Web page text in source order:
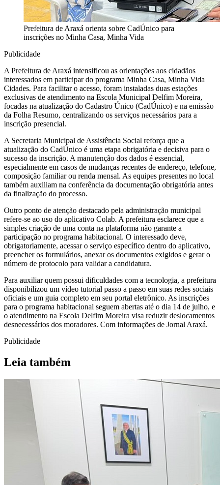
Prefeitura de Araxá orienta sobre CadÚnico para
inscrições no Minha Casa, Minha Vida
Publicidade
A Prefeitura de Araxá intensificou as orientações aos cidadãos
interessados em participar do programa Minha Casa, Minha Vida
Cidades. Para facilitar o acesso, foram instaladas duas estações
exclusivas de atendimento na Escola Municipal Delfim Moreira,
focadas na atualização do Cadastro Único (CadÚnico) e na emissão
da Folha Resumo, centralizando os serviços necessários para a
inscrição presencial.
A Secretaria Municipal de Assistência Social reforça que a
atualização do CadÚnico é uma etapa obrigatória e decisiva para o
sucesso da inscrição. A manutenção dos dados é essencial,
especialmente em casos de mudanças recentes de endereço, telefone,
composição familiar ou renda mensal. As equipes presentes no local
também auxiliam na conferência da documentação obrigatória antes
da finalização do processo.
Outro ponto de atenção destacado pela administração municipal
refere-se ao uso do aplicativo Colab. A prefeitura esclarece que a
simples criação de uma conta na plataforma não garante a
participação no programa habitacional. O interessado deve,
obrigatoriamente, acessar o serviço específico dentro do aplicativo,
preencher os formulários, anexar os documentos exigidos e gerar o
número de protocolo para validar a candidatura.
Para auxiliar quem possui dificuldades com a tecnologia, a prefeitura
disponibilizou um vídeo tutorial passo a passo em suas redes sociais
oficiais e um guia completo em seu portal eletrônico. As inscrições
para o programa habitacional seguem abertas até o dia 14 de julho, e
o atendimento na Escola Delfim Moreira visa reduzir deslocamentos
desnecessários dos moradores. Com informações de Jornal Araxá.
Publicidade
Leia também